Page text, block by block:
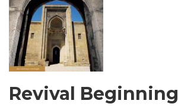
Revival Beginning